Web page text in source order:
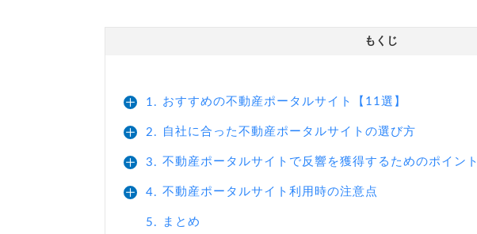
もくじ
1. おすすめの不動産ポータルサイト【11選】
2. 自社に合った不動産ポータルサイトの選び方
3. 不動産ポータルサイトで反響を獲得するためのポイント
4. 不動産ポータルサイト利用時の注意点
5. まとめ